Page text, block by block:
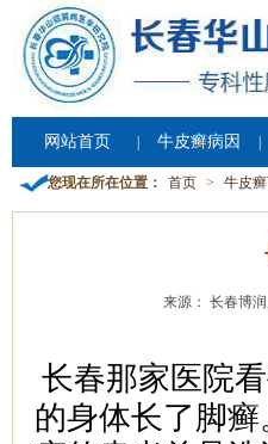
网站首页 牛皮癣病因
您现在所在位置： 首页 > 牛皮
来源： 长春博
长春那家医院
的身体长了脚